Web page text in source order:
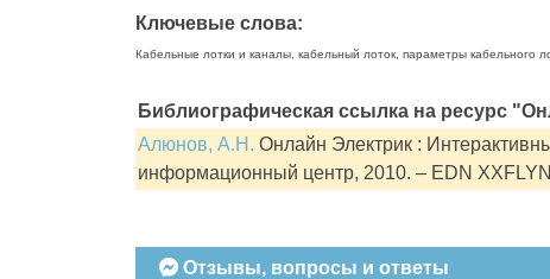
Ключевые слова:
Кабельные лотки и каналы, кабельный лоток, параметры кабельного
Библиографическая ссылка на ресурс
Алюнов, А.Н. Онлайн Электрик :
информационный центр, 2010. – EDN
Отзывы, вопросы и ответы